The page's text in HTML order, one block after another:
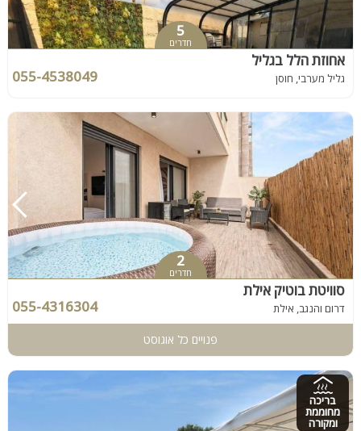
5
חדרים
אחוזת הלל בגליל
גליל מערבי, חוסן 055-4538049
2
חדרים
סוויטת בוטיק אילת
דרום והנגב, אילת 055-4316304
פנויים כל אוגוסט
בריכה
מחוממת
ומקורה